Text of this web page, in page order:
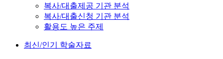
복사/대출제공 기관 분석
복사/대출신청 기관 분석
활용도 높은 주제
최신/인기 학술자료